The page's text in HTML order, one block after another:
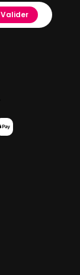
Valider